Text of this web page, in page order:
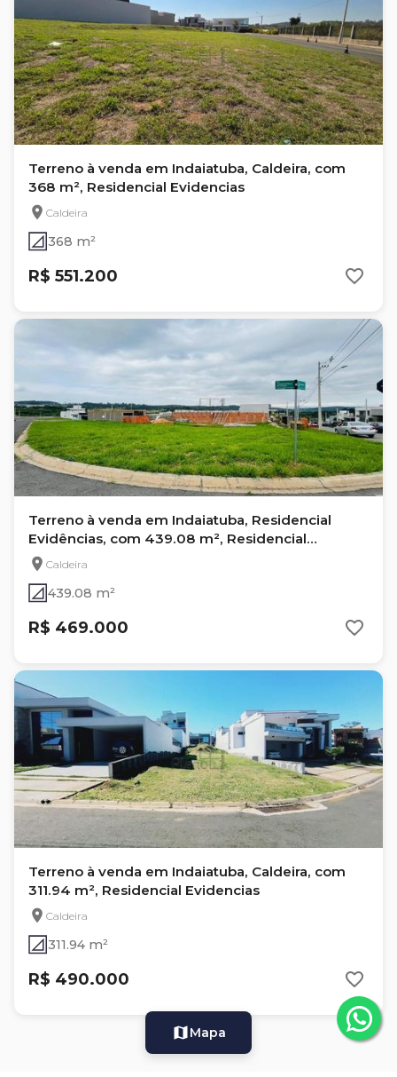
Terreno à venda em Indaiatuba, Caldeira, com
368 m², Residencial Evidencias
Caldeira
368 m²
R$ 551.200
Terreno à venda em Indaiatuba, Residencial
Evidências, com 439.08 m², Residencial
Evidencias
Caldeira
439.08 m²
R$ 469.000
Terreno à venda em Indaiatuba, Caldeira, com
311.94 m², Residencial Evidencias
Caldeira
311.94 m²
R$ 490.000
Mapa